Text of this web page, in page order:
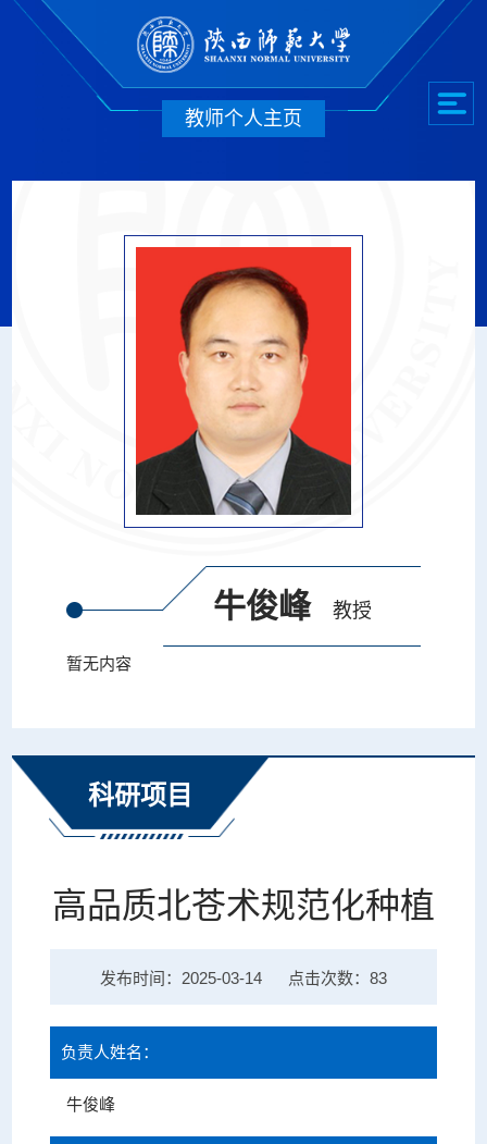
教师个人主页
牛俊峰 教授
暂无内容
科研项目
高品质北苍术规范化种植
发布时间：2025-03-14 点击次数： 83
负责人姓名：
牛俊峰